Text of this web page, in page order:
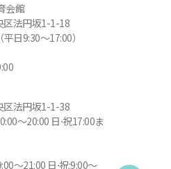
会館
区法円坂1-1-18
日9:30～17:00）
区法円坂1-1-38
～20:00 日⋅祝17:00ま
～21:00 日⋅祝:9:00～